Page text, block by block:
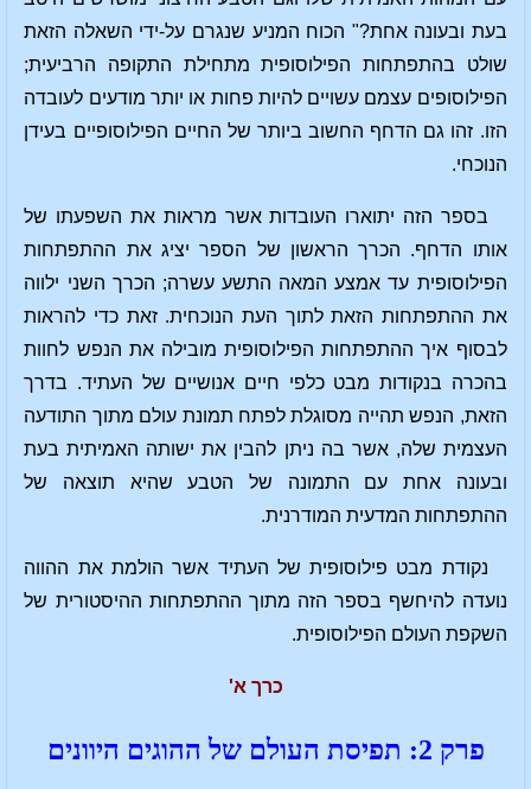
בעת ובעונה אחת?" הכוח המניע שנגרם על-ידי השאלה הזאת
שולט בהתפתחות הפילוסופית מתחילת התקופה הרביעית;
הפילוסופים עצמם עשויים להיות פחות או יותר מודעים לעובדה
הזו. זהו גם הדחף החשוב ביותר של החיים הפילוסופיים בעידן
הנוכחי.
בספר הזה יתוארו העובדות אשר מראות את השפעתו של
אותו הדחף. הכרך הראשון של הספר יציג את ההתפתחות
הפילוסופית עד אמצע המאה התשע עשרה; הכרך השני ילווה
את ההתפתחות הזאת לתוך העת הנוכחית. זאת כדי להראות
לבסוף איך ההתפתחות הפילוסופית מובילה את הנפש לחוות
בהכרה בנקודות מבט כלפי חיים אנושיים של העתיד. בדרך
הזאת, הנפש תהייה מסוגלת לפתח תמונת עולם מתוך התודעה
העצמית שלה, אשר בה ניתן להבין את ישותה האמיתית בעת
ובעונה אחת עם התמונה של הטבע שהיא תוצאה של
ההתפתחות המדעית המודרנית.
נקודת מבט פילוסופית של העתיד אשר הולמת את ההווה
נועדה להיחשף בספר הזה מתוך ההתפתחות ההיסטורית של
השקפת העולם הפילוסופית.
כרך א'
פרק 2: תפיסת העולם של ההוגים היוונים